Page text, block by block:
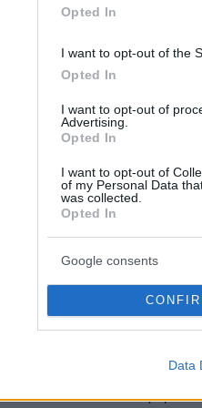
Opted In
I want to opt-out of the
Opted In
I want to opt-out of
Advertising.
Opted In
I want to opt-out of
of my Personal Data
was collected.
Opted In
Google consents
Data
Η διαδικασία,